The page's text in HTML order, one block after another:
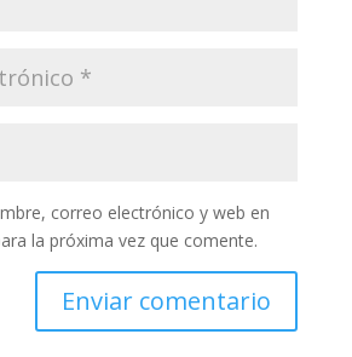
correo electrónico y web en
la próxima vez que comente.